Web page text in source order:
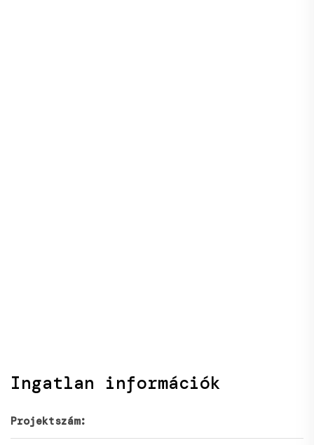
Ingatlan információk
Projektszám: